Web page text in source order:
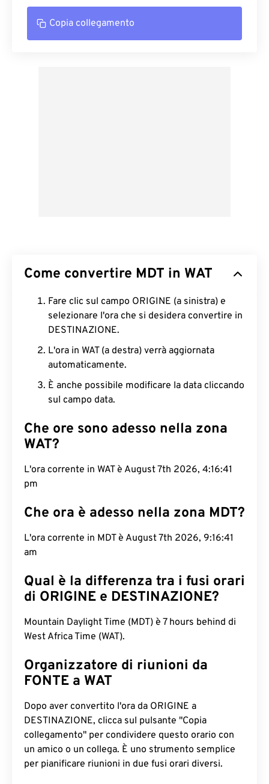
Copia collegamento
Come convertire MDT in WAT
Fare clic sul campo ORIGINE (a sinistra) e
selezionare l'ora che si desidera convertire in
DESTINAZIONE.
L'ora in WAT (a destra) verrà aggiornata
automaticamente.
È anche possibile modificare la data cliccando
sul campo data.
Che ore sono adesso nella zona
WAT?
L'ora corrente in WAT è August 7th 2026, 4:16:42
pm
Che ora è adesso nella zona MDT?
L'ora corrente in MDT è August 7th 2026, 9:16:42
am
Qual è la differenza tra i fusi orari
di ORIGINE e DESTINAZIONE?
Mountain Daylight Time (MDT) è 7 hours behind di
West Africa Time (WAT).
Organizzatore di riunioni da
FONTE a WAT
Dopo aver convertito l'ora da ORIGINE a
DESTINAZIONE, clicca sul pulsante "Copia
collegamento" per condividere questo orario con
un amico o un collega. È uno strumento semplice
per pianificare riunioni in due fusi orari diversi.